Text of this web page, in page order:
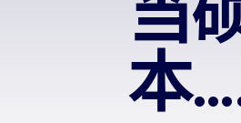
本